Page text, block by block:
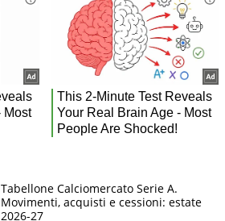
Tabellone Calciomercato Serie A.
Movimenti, acquisti e cessioni: estate
2026-27